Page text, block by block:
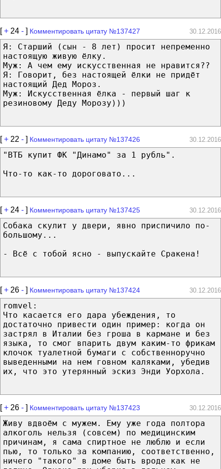
[+ 24 - ] Комментировать цитату №137427 30.12.2016
Я: Старший (сын - 8 лет) просит непременно
настоящую живую ёлку.
Муж: А чем ему искусственная не нравится??
Я: Говорит, без настоящей ёлки не придёт
настоящий Дед Мороз.
Муж: Искусственная ёлка - первый шаг к
резиновому Деду Морозу)))
[+ 22 - ] Комментировать цитату №137426 30.12.2016
"ВТБ купит ФК "Динамо" за 1 рубль".
Что-то как-то дороговато...
[+ 24 - ] Комментировать цитату №137425 30.12.2016
Собака скулит у двери, явно приспичило по-
большому...
- Всё с тобой ясно - выпускайте Сракена!
[+ 26 - ] Комментировать цитату №137424 30.12.2016
romvel:
Что касается его дара убеждения, то
достаточно привести один пример: когда он
застрял в Италии без гроша в кармане и без
языка, то смог впарить двум каким-то фрикам
клочок туалетной бумаги с собственноручно
выведенными на нем говном каляками, убедив
их, что это утерянный эскиз Энди Уорхола.
[+ 26 - ] Комментировать цитату №137423 30.12.2016
Живу вдвоём с мужем. Ему уже года полтора
алкоголь нельзя (совсем) по медицинским
причинам, я сама спиртное не люблю и если
пью, то только за компанию, соответственно,
ничего "такого" в доме быть вроде как не